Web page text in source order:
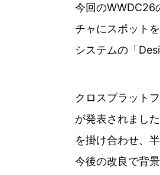
今回のWWDC26
チャにスポット
システムの「
クロスプラット
が発表されまし
を掛け合わせ、
今後の改良で背